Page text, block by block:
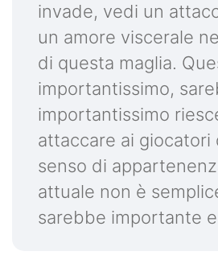
invade, vedi un
un amore viscerale
di questa maglia.
importantissimo,
importantissimo
attaccare ai giocatori
senso di
attuale non è
sarebbe importante